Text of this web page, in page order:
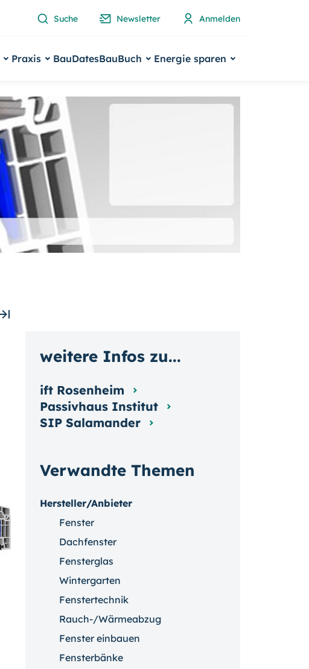
Suche Newsletter Anmelden
Praxis BauDatesBauBuch Energie sparen
Verwandte Themen
Hersteller/Anbieter
Fenster
Dachfenster
Fensterglas
Wintergarten
Fenstertechnik
Rauch-/Wärmeabzug
Fenster einbauen
Fensterbänke
weitere Infos zu...
ift Rosenheim
Passivhaus Institut
SIP Salamander